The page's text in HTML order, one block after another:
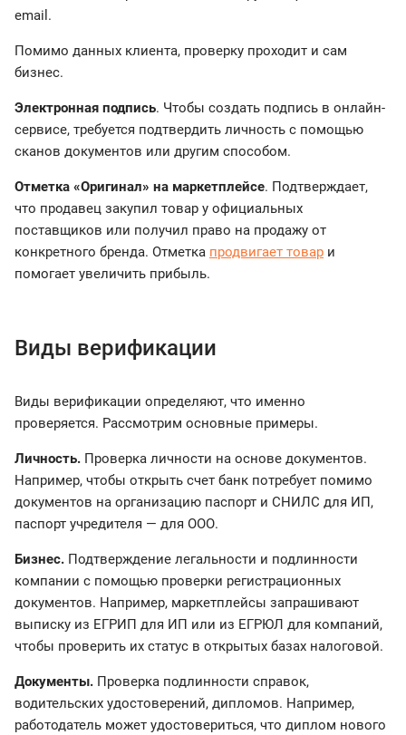
email.
Помимо данных клиента, проверку проходит и сам
бизнес.
Электронная подпись. Чтобы создать подпись в онлайн-
сервисе, требуется подтвердить личность с помощью
сканов документов или другим способом.
Отметка «Оригинал» на маркетплейсе. Подтверждает,
что продавец закупил товар у официальных
поставщиков или получил право на продажу от
конкретного бренда. Отметка продвигает товар и
помогает увеличить прибыль.
Виды верификации
Виды верификации определяют, что именно
проверяется. Рассмотрим основные примеры.
Личность. Проверка личности на основе документов.
Например, чтобы открыть счет банк потребует помимо
документов на организацию паспорт и СНИЛС для ИП,
паспорт учредителя — для ООО.
Бизнес. Подтверждение легальности и подлинности
компании с помощью проверки регистрационных
документов. Например, маркетплейсы запрашивают
выписку из ЕГРИП для ИП или из ЕГРЮЛ для компаний,
чтобы проверить их статус в открытых базах налоговой.
Документы. Проверка подлинности справок,
водительских удостоверений, дипломов. Например,
работодатель может удостовериться, что диплом нового